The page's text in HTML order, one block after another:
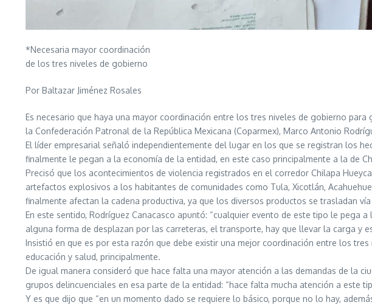
*Necesaria mayor coordinación
de los tres niveles de gobierno
Por Baltazar Jiménez Rosales
Es necesario que haya una mayor coordinación entre los tres niveles de gobierno
la Confederación Patronal de la República Mexicana (Coparmex), Marco Antonio
El líder empresarial señaló independientemente del lugar en los que se registran los
finalmente le pegan a la economía de la entidad, en este caso principalmente a la de
Precisó que los acontecimientos de violencia registrados en el corredor Chilapa
artefactos explosivos a los habitantes de comunidades como Tula, Xicotlán,
finalmente afectan la cadena productiva, ya que los diversos productos se trasladan
En este sentido, Rodríguez Canacasco apuntó: “cualquier evento de este tipo le
alguna forma de desplazan por las carreteras, el transporte, hay que llevar la carga y
Insistió en que es por esta razón que debe existir una mejor coordinación entre los
educación y salud, principalmente.
De igual manera consideró que hace falta una mayor atención a las demandas de la
grupos delincuenciales en esa parte de la entidad: “hace falta mucha atención a este
Y es que dijo que “en un momento dado se requiere lo básico, porque no lo hay,